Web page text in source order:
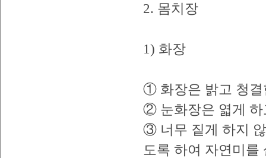
2. 몸치장
1) 화장
① 화장은 밝고 청결
② 눈화장은 엷게 하
③ 너무 짙게 하지
도록 하여 자연미를